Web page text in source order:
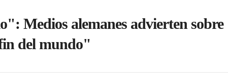
Medios alemanes advierten sobre
del mundo"